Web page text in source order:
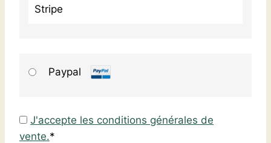
Stripe
Paypal
J'accepte les conditions générales de
vente.*